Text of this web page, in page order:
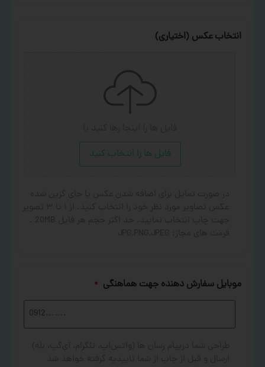
انتخاب عکس (اختیاری)
فایل ها را انتخاب کنید
موبایل سفارش دهنده جهت هماهنگی *